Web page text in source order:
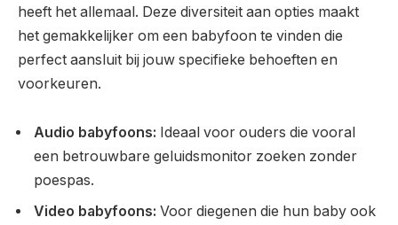
heeft het allemaal. Deze diversiteit aan opties maakt
het gemakkelijker om een babyfoon te vinden die
perfect aansluit bij jouw specifieke behoeften en
voorkeuren.
Audio babyfoons: Ideaal voor ouders die vooral
een betrouwbare geluidsmonitor zoeken zonder
poespas.
Video babyfoons: Voor diegenen die hun baby ook